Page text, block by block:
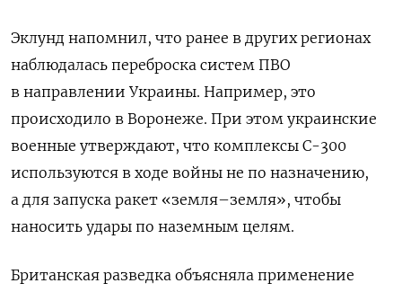
Эклунд напомнил, что ранее в других регионах
наблюдалась переброска систем ПВО
в направлении Украины. Например, это
происходило в Воронеже. При этом украинские
военные утверждают, что комплексы С-300
используются в ходе войны не по назначению,
а для запуска ракет «земля–земля», чтобы
наносить удары по наземным целям.
Британская разведка объясняла применение